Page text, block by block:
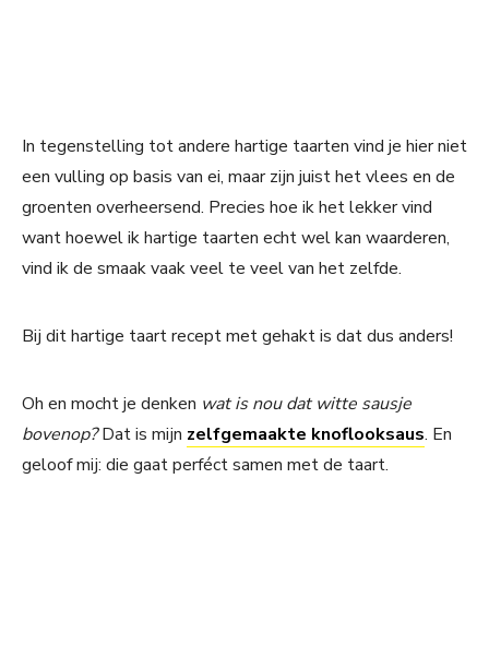
In tegenstelling tot andere hartige taarten vind je hier niet
een vulling op basis van ei, maar zijn juist het vlees en de
groenten overheersend. Precies hoe ik het lekker vind
want hoewel ik hartige taarten echt wel kan waarderen,
vind ik de smaak vaak veel te veel van het zelfde.
Bij dit hartige taart recept met gehakt is dat dus anders!
Oh en mocht je denken wat is nou dat witte sausje
bovenop?Dat is mijn zelfgemaakte knoflooksaus. En
geloof mij: die gaat perféct samen met de taart.